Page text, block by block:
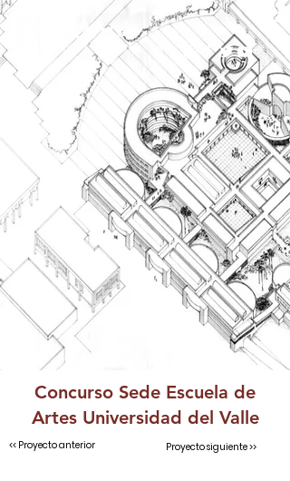
Concurso Sede Escuela de
Artes Universidad del Valle
<< Proyecto anterior Proyecto siguiente >>